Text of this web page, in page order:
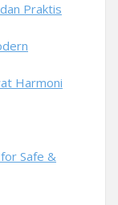
Praktis
Harmoni
Safe &